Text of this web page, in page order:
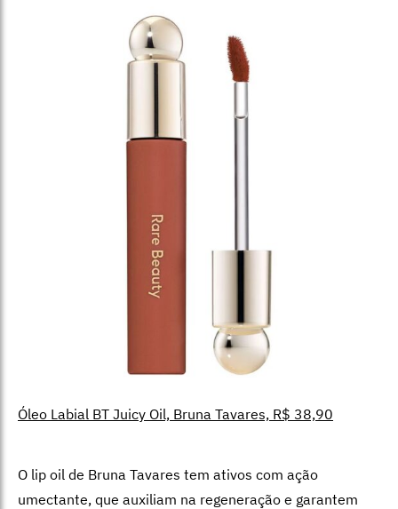
Óleo Labial BT Juicy Oil, Bruna Tavares, R$ 38,90
O lip oil de Bruna Tavares tem ativos com ação
umectante, que auxiliam na regeneração e garantem